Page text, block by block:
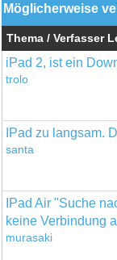
Möglicherweise
Thema / Verfasser
iPad 2, ist ein
trolo
IPad zu langsam.
santa
IPad Air "Suche
keine Verbindung
murasaki